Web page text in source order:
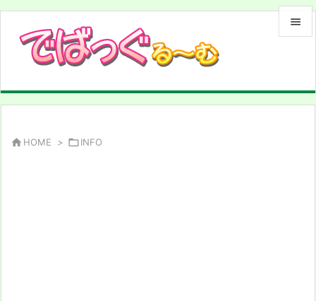


 HOME > INFO